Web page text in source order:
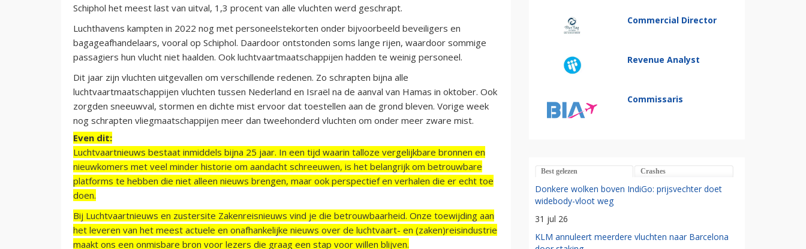
Schiphol het meest last van uitval, 1,3 procent van alle vluchten werd geschrapt.
Luchthavens kampten in 2022 nog met personeelstekorten onder bijvoorbeeld beveiligers en
bagageafhandelaars, vooral op Schiphol. Daardoor ontstonden soms lange rijen, waardoor sommige
passagiers hun vlucht niet haalden. Ook luchtvaartmaatschappijen hadden te weinig personeel.
Dit jaar zijn vluchten uitgevallen om verschillende redenen. Zo schrapten bijna alle
luchtvaartmaatschappijen vluchten tussen Nederland en Israël na de aanval van Hamas in oktober. Ook
zorgden sneeuwval, stormen en dichte mist ervoor dat toestellen aan de grond bleven. Vorige week
nog schrapten vliegmaatschappijen meer dan tweehonderd vluchten om onder meer zware mist.
Even dit:
Luchtvaartnieuws bestaat inmiddels bijna 25 jaar. In een tijd waarin talloze vergelijkbare bronnen en
nieuwkomers met veel minder historie om aandacht schreeuwen, is het belangrijk om betrouwbare
platforms te hebben die niet alleen nieuws brengen, maar ook perspectief en verhalen die er echt toe
doen.
Bij Luchtvaartnieuws en zustersite Zakenreisnieuws vind je die betrouwbaarheid. Onze toewijding aan
het leveren van het meest actuele en onafhankelijke nieuws over de luchtvaart- en (zaken)reisindustrie
maakt ons een onmisbare bron voor lezers die graag een stap voor willen blijven.
Commercial Director
Revenue Analyst
Commissaris
Best gelezen Crashes
Donkere wolken boven IndiGo: prijsvechter doet
widebody-vloot weg
31 jul 26
KLM annuleert meerdere vluchten naar Barcelona